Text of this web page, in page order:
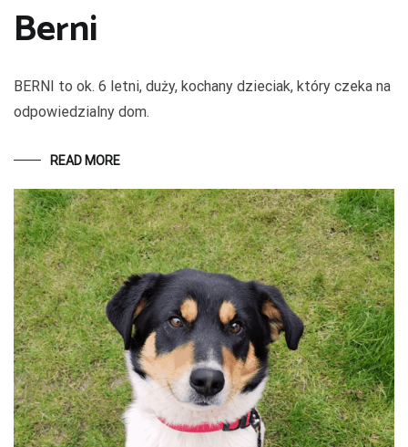
Berni
BERNI to ok. 6 letni, duży, kochany dzieciak, który czeka na
odpowiedzialny dom.
READ MORE